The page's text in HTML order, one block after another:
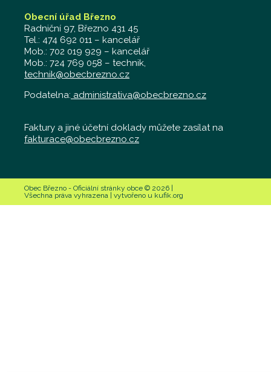
Obecní úřad Březno
Radniční 97, Březno 431 45
Tel.: 474 692 011 – kancelář
Mob.: 702 019 929 – kancelář
Mob.: 724 769 058 – technik,
technik@obecbrezno.cz
Podatelna: administrativa@obecbrezno.cz
Faktury a jiné účetní doklady můžete zasílat na
fakturace@obecbrezno.cz
Obec Březno - Oficiální stránky obce © 2026 |
Všechna práva vyhrazena | vytvořeno u kufik.org